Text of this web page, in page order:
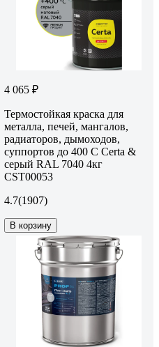
4 065 ₽
Термостойкая краска для
металла, печей, мангалов,
радиаторов, дымоходов,
суппортов до 400 С Certa &
серый RAL 7040 4кг
CST00053
4.7(1907)
В корзину